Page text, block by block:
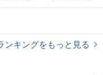
ンキングをもっと見る